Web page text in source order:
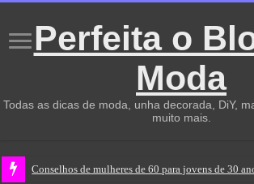
Perfeita o
Moda
Todas as dicas de moda, unha decorada, DiY,
muito mais.
Conselhos de mulheres de 60 para jovens de 30